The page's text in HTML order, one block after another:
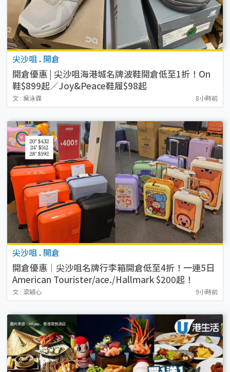
尖沙咀 . 開倉
開倉優惠 | 尖沙咀海港城名牌波鞋開倉低至1折！On
鞋$899起／Joy&Peace鞋履$98起
文 : 吳泳霖 8小時前
尖沙咀 . 開倉
開倉優惠｜尖沙咀名牌行李箱開倉低至4折！一連5日
American Tourister/ace./Hallmark $200起！
文 : 梁穎心 9小時前